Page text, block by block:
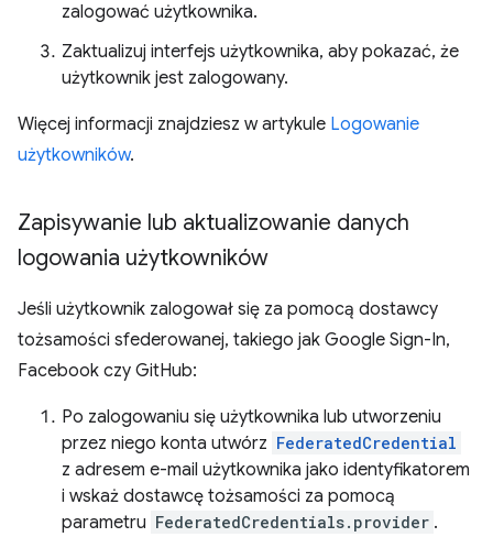
zalogować użytkownika.
Zaktualizuj interfejs użytkownika, aby pokazać, że
użytkownik jest zalogowany.
Więcej informacji znajdziesz w artykule Logowanie
użytkowników.
Zapisywanie lub aktualizowanie danych
logowania użytkowników
Jeśli użytkownik zalogował się za pomocą dostawcy
tożsamości sfederowanej, takiego jak Google Sign-In,
Facebook czy GitHub:
Po zalogowaniu się użytkownika lub utworzeniu
przez niego konta utwórz FederatedCredential
z adresem e-mail użytkownika jako identyfikatorem
i wskaż dostawcę tożsamości za pomocą
parametru FederatedCredentials.provider .